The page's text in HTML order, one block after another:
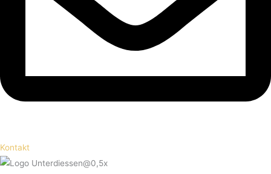
Kontakt